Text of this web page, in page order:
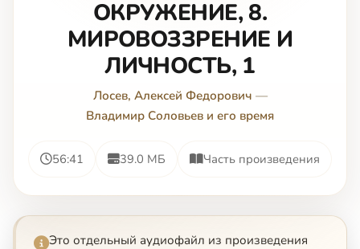
ОКРУЖЕНИЕ, 8.
МИРОВОЗЗРЕНИЕ И
ЛИЧНОСТЬ, 1
Лосев, Алексей Федорович —
Владимир Соловьев и его время
56:41 39.0 МБ Часть произведения
Это отдельный аудиофайл из произведения